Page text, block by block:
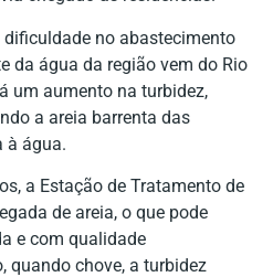
no abastecimento
da água da região vem do Rio
um aumento na turbidez,
a areia barrenta das
à água.
a Estação de Tratamento de
de areia, o que pode
e com qualidade
quando chove, a turbidez